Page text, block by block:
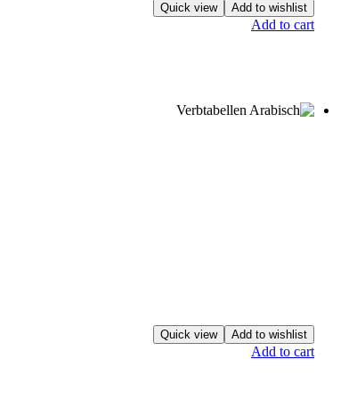
Add to wishlist
Quick view
Add to cart
Add to wishlist
Quick view
Add to cart